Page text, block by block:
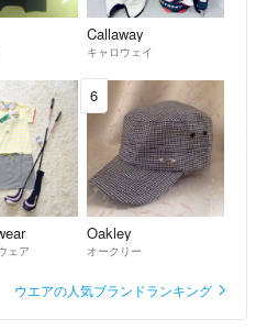
ございます！はい大丈夫ですよ＾
でそちらもご覧になってみてくだ
メラの関係で色味が青〜水色っぽ
ブルーです！
Callaway
キャロウェイ
ェア
6
Oakley
オークリー
ウエアの人気ブランドランキング